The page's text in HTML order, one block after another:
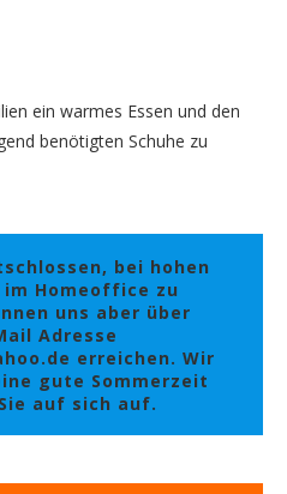
ein warmes Essen und den
benötigten Schuhe zu
bei hohen
Homeoffice zu
uns aber über
Adresse
erreichen. Wir
gute Sommerzeit
auf sich auf.